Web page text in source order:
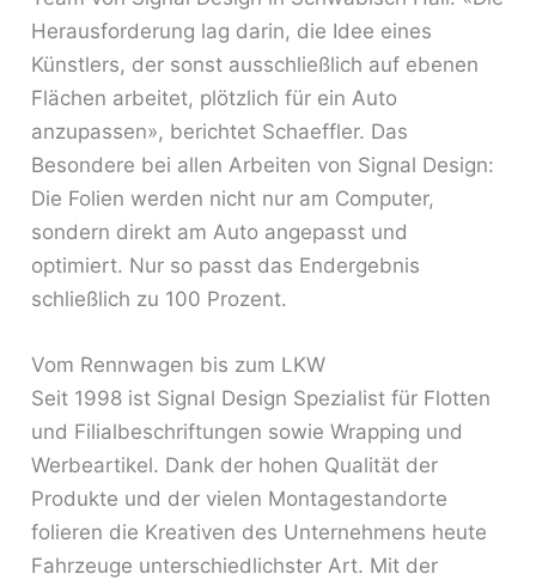
Herausforderung lag darin, die Idee eines
Künstlers, der sonst ausschließlich auf ebenen
Flächen arbeitet, plötzlich für ein Auto
anzupassen», berichtet Schaeffler. Das
Besondere bei allen Arbeiten von Signal Design:
Die Folien werden nicht nur am Computer,
sondern direkt am Auto angepasst und
optimiert. Nur so passt das Endergebnis
schließlich zu 100 Prozent.
Vom Rennwagen bis zum LKW
Seit 1998 ist Signal Design Spezialist für Flotten
und Filialbeschriftungen sowie Wrapping und
Werbeartikel. Dank der hohen Qualität der
Produkte und der vielen Montagestandorte
folieren die Kreativen des Unternehmens heute
Fahrzeuge unterschiedlichster Art. Mit der